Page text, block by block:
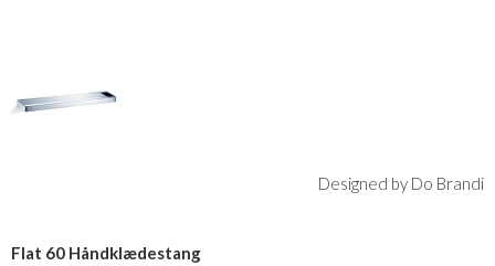
Designed by Do Brandi
Flat 60 Håndklædestang